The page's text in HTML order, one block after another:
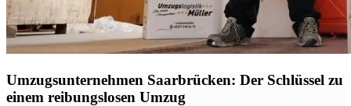
Umzugsunternehmen Saarbrücken: Der Schlüssel zu
einem reibungslosen Umzug